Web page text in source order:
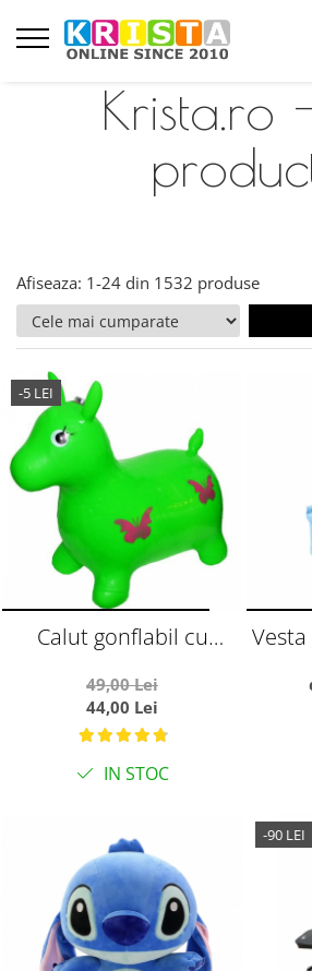
Krista.ro
Afiseaza: 1-24 din 1532 produse
-5 LEI
Calut gonflabil cu
49,00 Lei
44,00 Lei
IN STOC
-90 LEI